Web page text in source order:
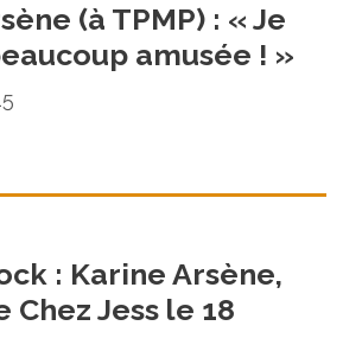
(à TPMP) : « Je
amusée ! »
: Karine Arsène,
Chez Jess le 18